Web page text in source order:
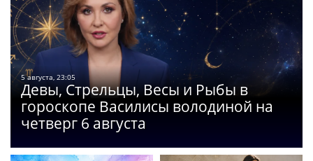
5 августа, 23:05
Девы, Стрельцы, Весы и Рыбы в
гороскопе Василисы володиной на
четверг 6 августа